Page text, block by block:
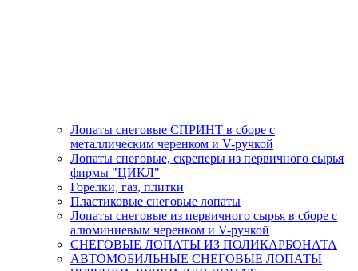
Лопаты снеговые СПРИНТ в сборе с
металлическим черенком и V-ручкой
Лопаты снеговые, скреперы из первичного сырья
фирмы "ЦИКЛ"
Горелки, газ, плитки
Пластиковые снеговые лопаты
Лопаты снеговые из первичного сырья в сборе с
алюминиевым черенком и V-ручкой
СНЕГОВЫЕ ЛОПАТЫ ИЗ ПОЛИКАРБОНАТА
АВТОМОБИЛЬНЫЕ СНЕГОВЫЕ ЛОПАТЫ